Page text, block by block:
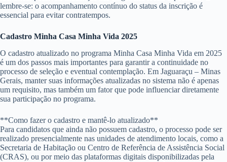
lembre-se: o acompanhamento contínuo do status da inscrição é
essencial para evitar contratempos.
Cadastro Minha Casa Minha Vida 2025
O cadastro atualizado no programa Minha Casa Minha Vida em 2025
é um dos passos mais importantes para garantir a continuidade no
processo de seleção e eventual contemplação. Em Jaguaraçu – Minas
Gerais, manter suas informações atualizadas no sistema não é apenas
um requisito, mas também um fator que pode influenciar diretamente
sua participação no programa.
**Como fazer o cadastro e mantê-lo atualizado**
Para candidatos que ainda não possuem cadastro, o processo pode ser
realizado presencialmente nas unidades de atendimento locais, como a
Secretaria de Habitação ou Centro de Referência de Assistência Social
(CRAS), ou por meio das plataformas digitais disponibilizadas pela